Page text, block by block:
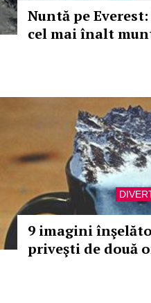
Nuntă pe
cel mai înalt
9 imagini
priveşti de două